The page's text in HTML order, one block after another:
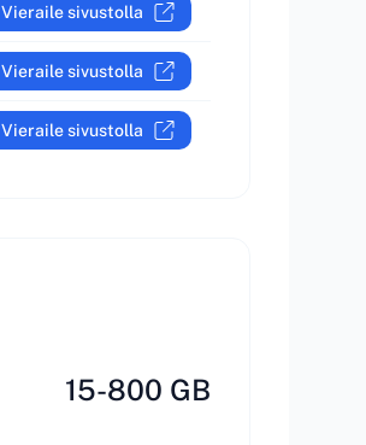
Vieraile sivustolla
Vieraile sivustolla
Vieraile sivustolla
15-800 GB